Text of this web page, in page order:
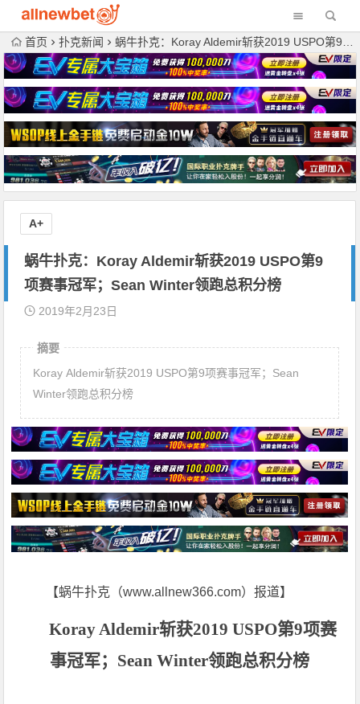
首页 扑克新闻 蜗牛扑克：Koray Aldemir斩获2019 USPO第9项赛事冠军；Sean Winter领跑总积分榜
蜗牛扑克：Koray Aldemir斩获2019 USPO第9
项赛事冠军；Sean Winter领跑总积分榜
2019年2月23日
摘要
Koray Aldemir斩获2019 USPO第9项赛事冠军；Sean
Winter领跑总积分榜
【蜗牛扑克（www.allnew366.com）报道】
Koray Aldemir斩获2019 USPO第9项赛
事冠军；Sean Winter领跑总积分榜
A+